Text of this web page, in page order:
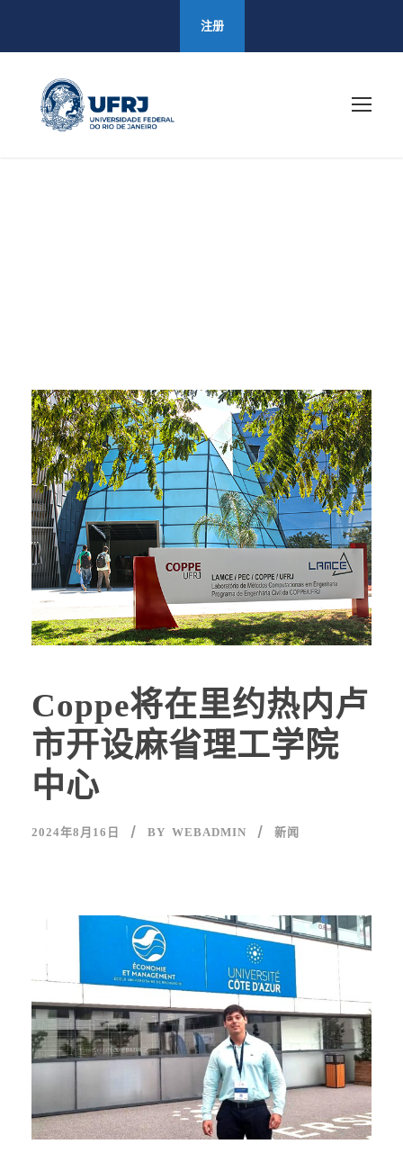
注册
Coppe将在里约热内卢
市开设麻省理工学院
中心
2024年8月16日 BY WEBADMIN 新闻